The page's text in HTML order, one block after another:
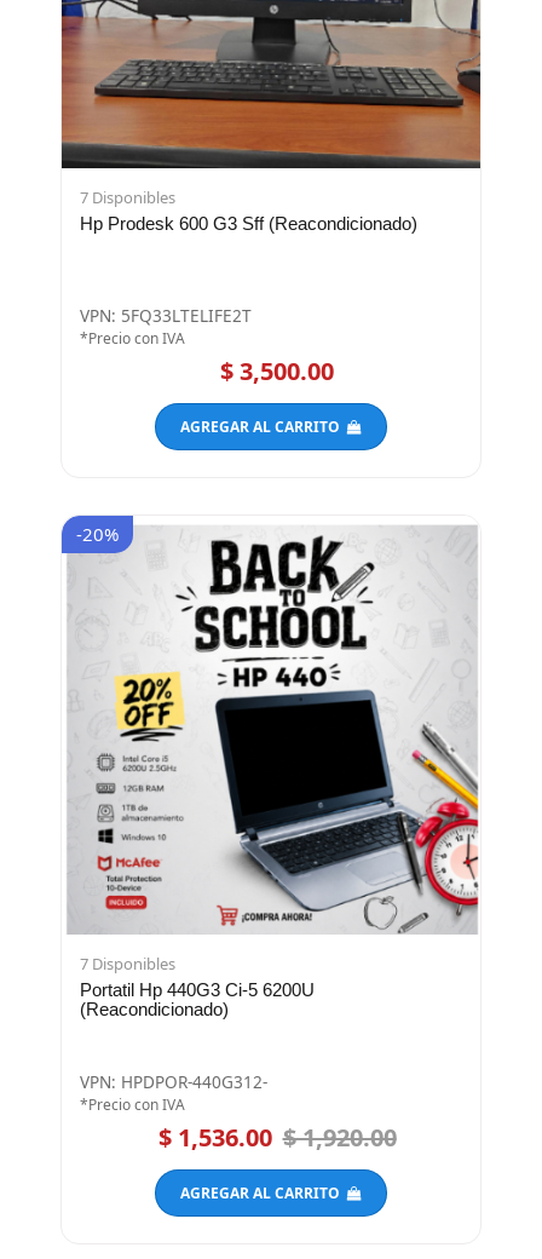
7 Disponibles
VPN: 5FQ33LTELIFE2T
$ 3,500.00
AGREGAR AL CARRITO
-20%
7 Disponibles
Portatil Hp 440G3 Ci-5 6200U
VPN: HPDPOR-440G312-
*Precio con IVA
$ 1,536.00$ 1,920.00
AGREGAR AL CARRITO